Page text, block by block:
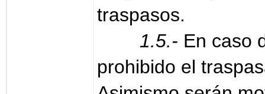
traspasos.
1.5.- En caso
prohibido el